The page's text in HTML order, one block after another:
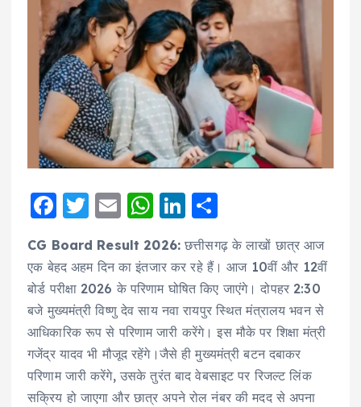
F
a
c
e
b
o
o
k
T
w
it
te
r
E
m
ai
l
W
h
a
ts
A
p
p
Li
n
k
e
d
I
n
a
re
CG Board Result 2026: छत्तीसगढ़ के लाखों छात्र आज
एक बेहद अहम दिन का इंतजार कर रहे हैं। आज 10वीं और 12वीं
बोर्ड परीक्षा 2026 के परिणाम घोषित किए जाएंगे। दोपहर 2:30
बजे मुख्यमंत्री विष्णु देव साय नवा रायपुर स्थित मंत्रालय भवन से
आधिकारिक रूप से परिणाम जारी करेंगे। इस मौके पर शिक्षा मंत्री
गजेंद्र यादव भी मौजूद रहेंगे।जैसे ही मुख्यमंत्री बटन दबाकर
परिणाम जारी करेंगे, उसके तुरंत बाद वेबसाइट पर रिजल्ट लिंक
सक्रिय हो जाएगा और छात्र अपने रोल नंबर की मदद से अपना